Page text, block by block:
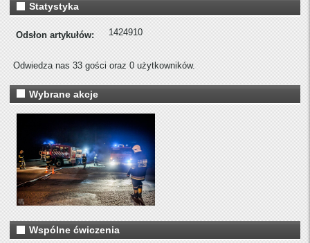
Statystyka
Odsłon artykułów: 1424910
Odwiedza nas 33 gości oraz 0 użytkowników.
Wybrane akcje
Wspólne ćwiczenia